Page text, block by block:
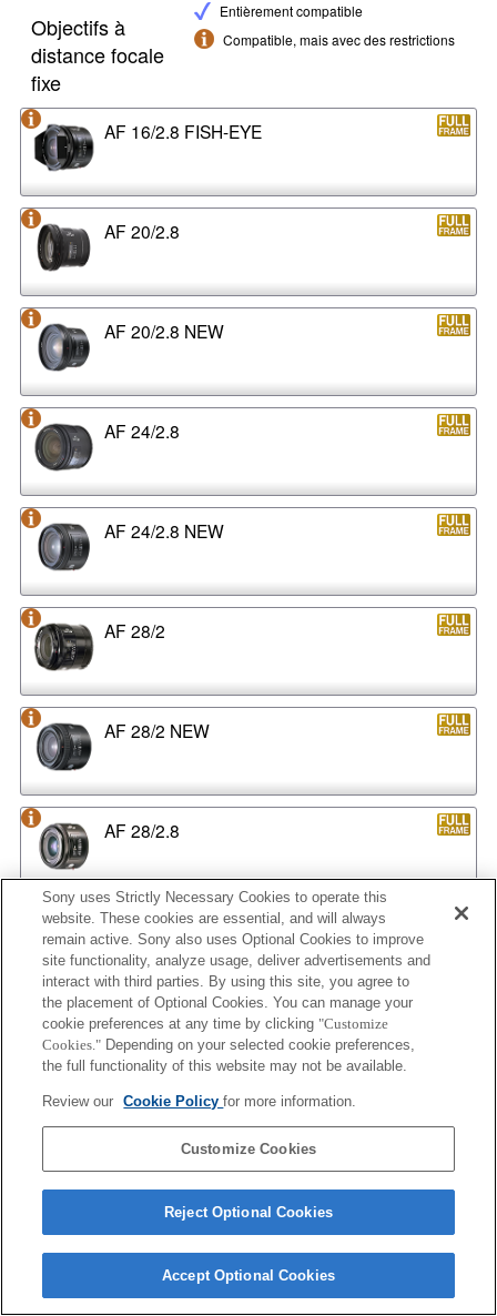
Entièrement compatible
Compatible, mais avec des restrictions
Objectifs à
distance focale
fixe
AF 16/2.8 FISH-EYE
AF 20/2.8
AF 20/2.8 NEW
AF 24/2.8
AF 24/2.8 NEW
AF 28/2
AF 28/2 NEW
AF 28/2.8
AF 35/1.4 G
AF 35/1.4 G NEW
AF 35/2
AF 35/2 NEW
Sony uses Strictly Necessary Cookies to operate this
website. These cookies are essential, and will always
remain active. Sony also uses Optional Cookies to improve
site functionality, analyze usage, deliver advertisements and
interact with third parties. By using this site, you agree to
the placement of Optional Cookies. You can manage your
cookie preferences at any time by clicking "Customize
Cookies." Depending on your selected cookie preferences,
the full functionality of this website may not be available.
Review our Cookie Policyfor more information.
Customize Cookies
Reject Optional Cookies
Accept Optional Cookies